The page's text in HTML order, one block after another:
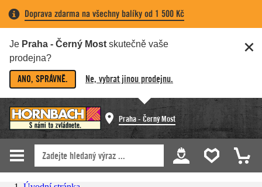
Doprava zdarma na všechny balíky od 1 500 Kč
Je Praha - Černý Most skutečně vaše
prodejna?
ANO, SPRÁVNĚ. Ne, vybrat jinou prodejnu.
Praha - Černý Most